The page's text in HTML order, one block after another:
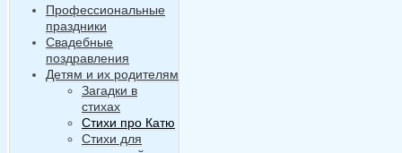
Профессиональные
праздники
Свадебные
поздравления
Детям и их родителям
Загадки в
стихах
Стихи про Катю
Стихи для